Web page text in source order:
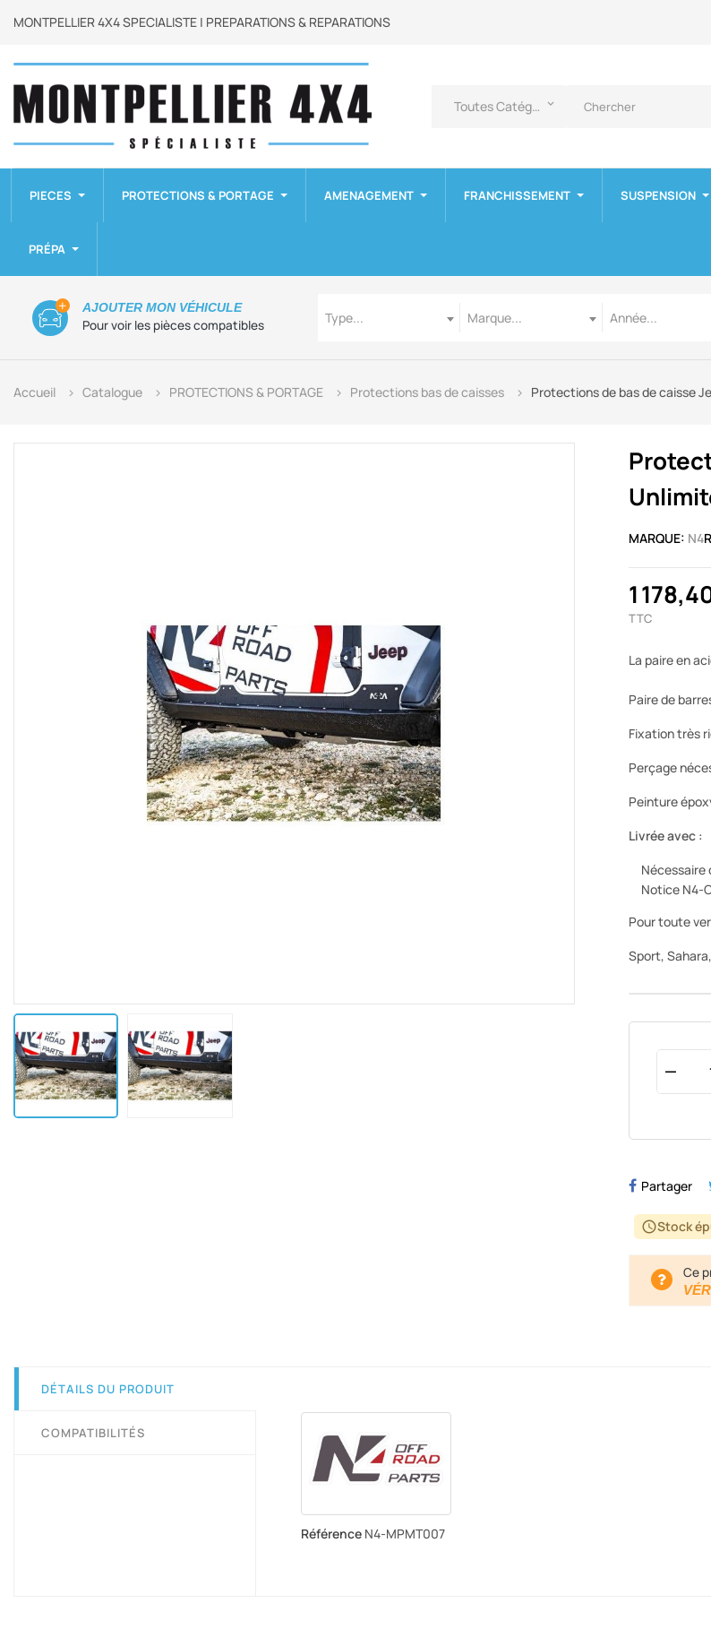
MONTPELLIER 4X4 SPECIALISTE | PREPARATIONS & REPARATIONS
Toutes Catégories keyboard_arrow_down
PIECES PROTECTIONS & PORTAGE AMENAGEMENT FRANCHISSEMENT SUSPENSION
PRÉPA
Pour voir les pièces compatibles
AJOUTER MON VÉHICULE
Type...
Marque...
Année...
Accueil Catalogue PROTECTIONS & PORTAGE Protections bas de caisses Protections de bas de caisse
MARQUE: N4
1
TTC
La paire en
Paire de
Fixation très
Perçage
Peinture
Livrée avec :
Nécessaire
Notice N4-
Pour toute
Sport,
Partager
scheduleStock
Ce
DÉTAILS DU PRODUIT
COMPATIBILITÉS
Référence N4-MPMT007